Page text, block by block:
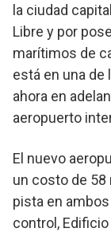
la ciudad
Libre y por
marítimos de
está en una de
ahora en
aeropuerto
El nuevo
un costo de 58
pista en
control,